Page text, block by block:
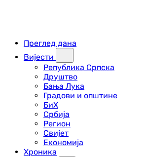
Преглед дана
Вијести
Република Српска
Друштво
Бања Лука
Градови и општине
БиХ
Србија
Регион
Свијет
Економија
Хроника